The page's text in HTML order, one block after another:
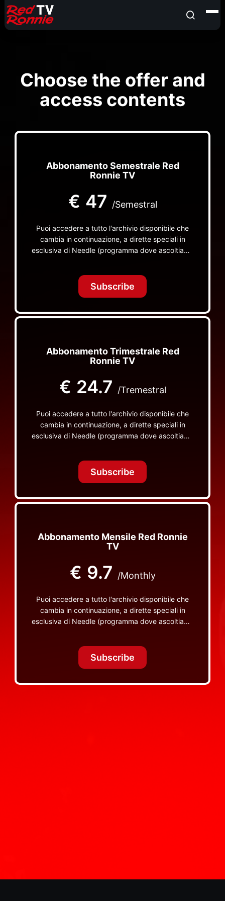
Choose the offer and
access contents
Abbonamento Semestrale Red
Ronnie TV
€ 47 /Semestral
Puoi accedere a tutto l'archivio disponibile che
cambia in continuazione, a dirette speciali in
esclusiva di Needle (programma dove ascoltiamo
TV non visibili da nessuna altra parte
Subscribe
Abbonamento Trimestrale Red
Ronnie TV
€ 24.7 /Tremestral
Puoi accedere a tutto l'archivio disponibile che
cambia in continuazione, a dirette speciali in
esclusiva di Needle (programma dove ascoltiamo
TV non visibili da nessuna altra parte
Subscribe
Abbonamento Mensile Red Ronnie
TV
€ 9.7 /Monthly
Puoi accedere a tutto l'archivio disponibile che
cambia in continuazione, a dirette speciali in
esclusiva di Needle (programma dove ascoltiamo
TV non visibili da nessuna altra parte
Subscribe